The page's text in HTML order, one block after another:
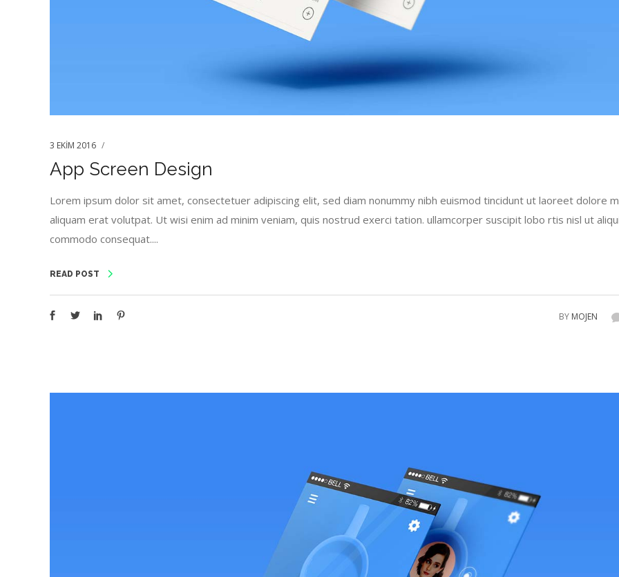
3 EKIM 2016
App Screen Design
Lorem ipsum dolor sit amet, consectetuer adipiscing elit, sed diam nonummy nibh euismod tincidunt ut laoreet dolore
aliquam erat volutpat. Ut wisi enim ad minim veniam, quis nostrud exerci tation. ullamcorper suscipit lobo rtis nisl ut
commodo consequat....
READ POST
BY MOJEN